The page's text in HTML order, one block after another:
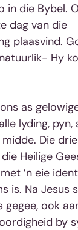
in die Bybel.
dag van die
plaasvind.
Hy
as
lyding,
Die
Heilige
’n eie
is. Na Jesus
ook
by